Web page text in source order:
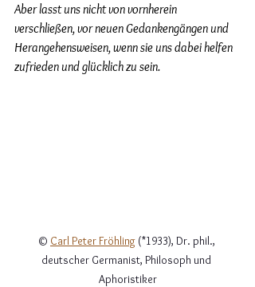
Aber lasst uns nicht von vornherein
verschließen, vor neuen Gedankengängen und
Herangehensweisen, wenn sie uns dabei helfen
zufrieden und glücklich zu sein.
© Carl Peter Fröhling (*1933), Dr. phil.,
deutscher Germanist, Philosoph und
Aphoristiker